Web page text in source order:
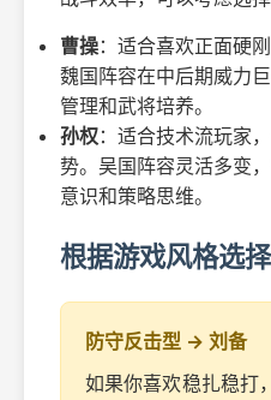
曹操：适合喜欢正面硬
魏国阵容在中后期威力
管理和武将培养。
孙权：适合技术流玩家
势。吴国阵容灵活多变
意识和策略思维。
根据游戏风格选择
防守反击型 → 刘备
如果你喜欢稳扎稳打